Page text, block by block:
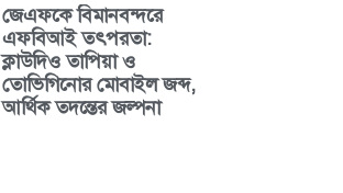
জেএফকে বিমানবন্দরে
এফবিআই তৎপরতা:
ক্লাউদিও তাপিয়া ও
তোভিগিনোর মোবাইল জব্দ,
আর্থিক তদন্তের জল্পনা